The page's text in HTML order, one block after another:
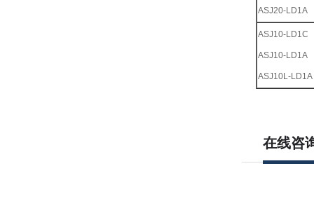
ASJ20-LD1A
ASJ10-LD1C
ASJ10-LD1A
ASJ10L-LD1A
在线咨